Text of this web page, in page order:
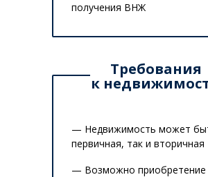
получения ВНЖ
Требования
к
— Недвижимость может
первичная, так и вторичная
— Возможно приобретение